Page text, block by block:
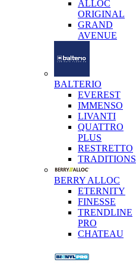
ALLOC
ORIGINAL
GRAND
AVENUE
BALTERIO
EVEREST
IMMENSO
LIVANTI
QUATTRO
PLUS
RESTRETTO
TRADITIONS
BERRY ALLOC
ETERNITY
FINESSE
TRENDLINE
PRO
CHATEAU